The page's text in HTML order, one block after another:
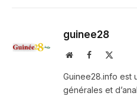
guinee28
WebsiteFacebook
Guinee28.info est
générales et